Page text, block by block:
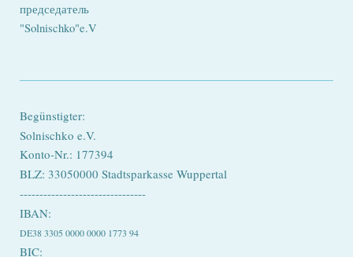
председатель
"Solnischko"e.V
Begünstigter:
Solnischko e.V.
Konto-Nr.: 177394
BLZ: 33050000 Stadtsparkasse Wuppertal
--------------------------------
IBAN:
DE38 3305 0000 0000 1773 94
BIC: